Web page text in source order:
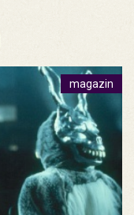
magazin